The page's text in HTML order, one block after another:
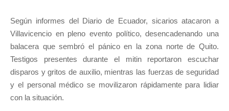
Según informes del Diario de Ecuador, sicarios atacaron a
Villavicencio en pleno evento político, desencadenando una
balacera que sembró el pánico en la zona norte de Quito.
Testigos presentes durante el mitin reportaron escuchar
disparos y gritos de auxilio, mientras las fuerzas de seguridad
y el personal médico se movilizaron rápidamente para lidiar
con la situación.